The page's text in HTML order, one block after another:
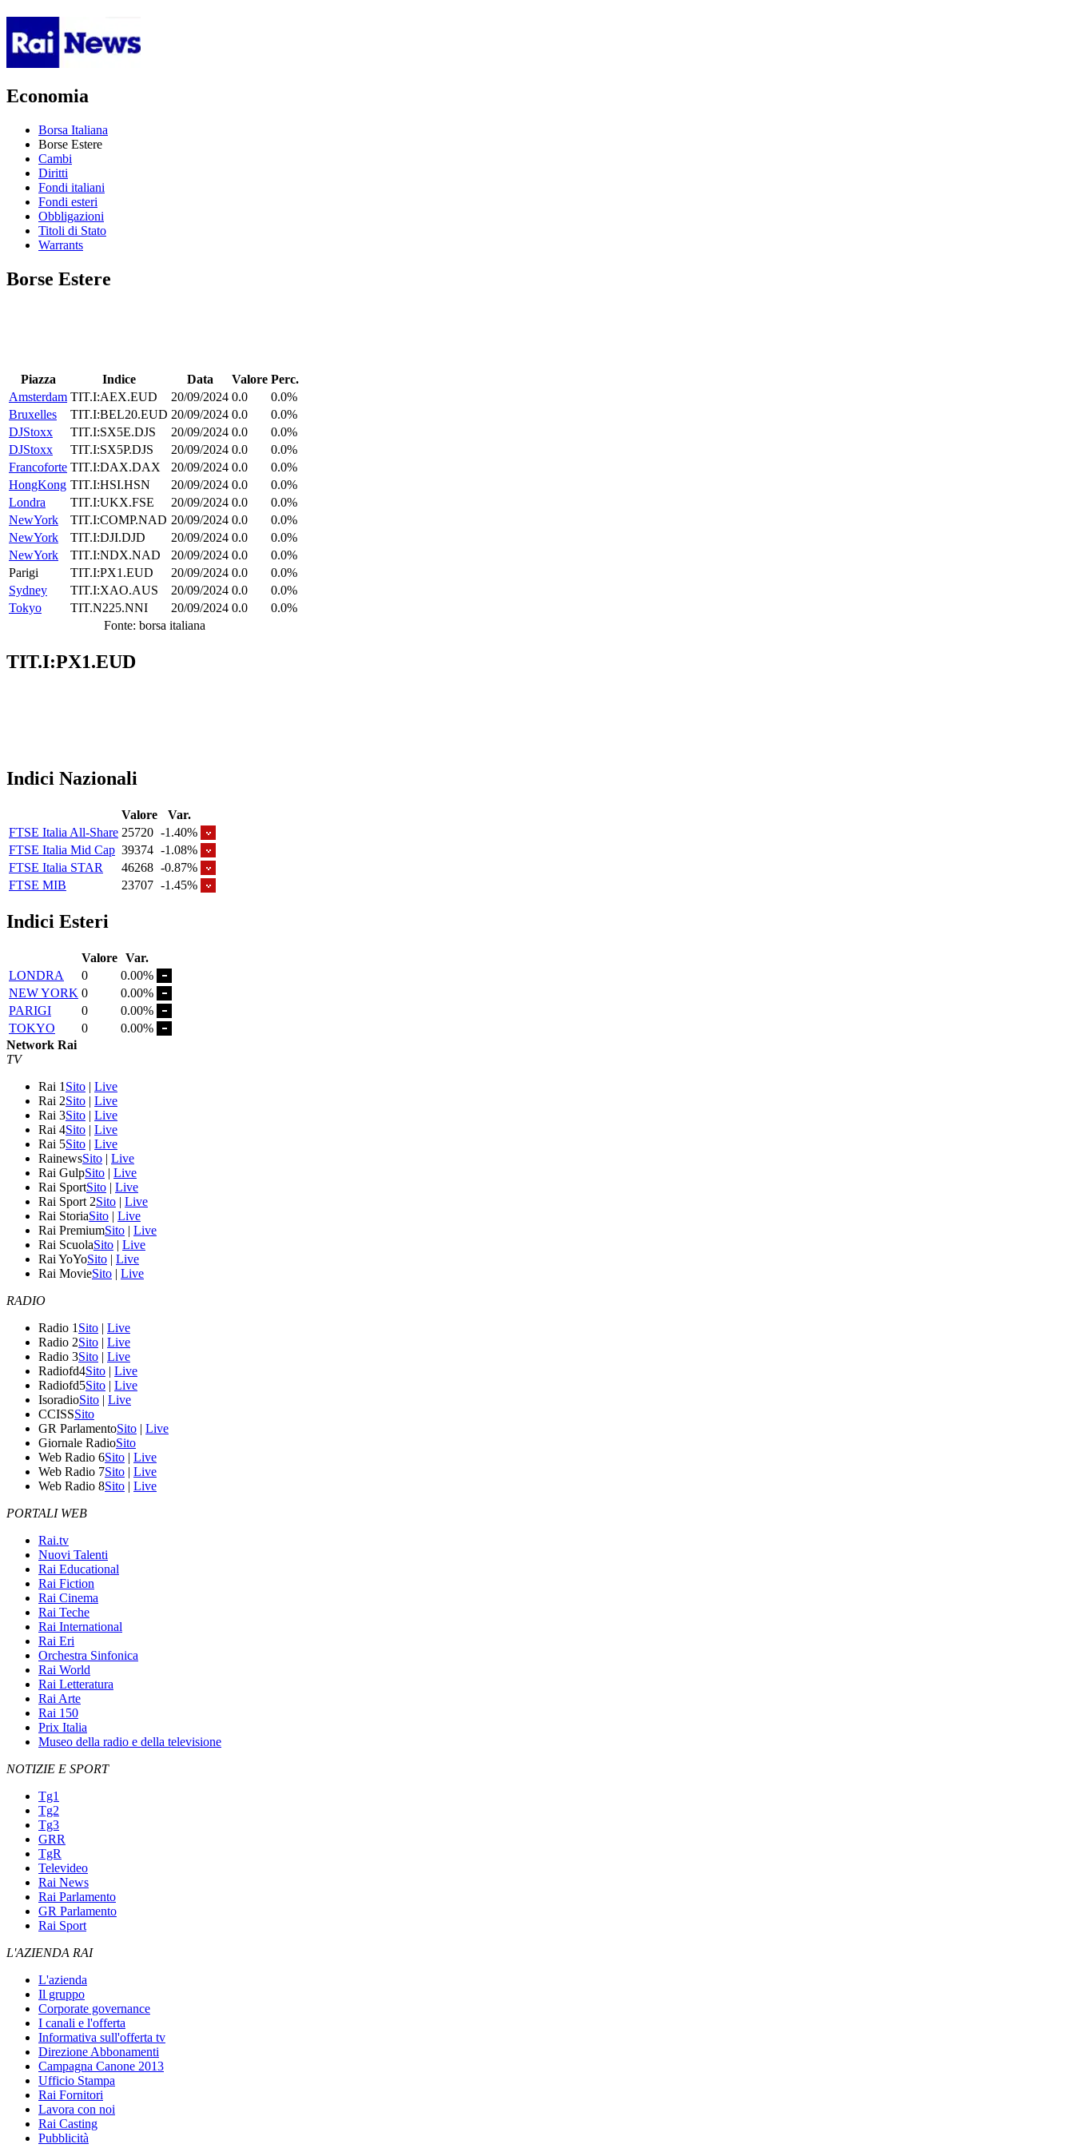
Economia
Borsa Italiana
Borse Estere
Cambi
Diritti
Fondi italiani
Fondi esteri
Obbligazioni
Titoli di Stato
Warrants
Borse Estere
Piazza Indice Data Valore Perc.
Amsterdam TIT.I:AEX.EUD 20/09/2024 0.0
0.0%
Bruxelles
TIT.I:BEL20.EUD 20/09/2024 0.0
0.0%
DJStoxx
TIT.I:SX5E.DJS 20/09/2024 0.0
0.0%
DJStoxx
TIT.I:SX5P.DJS 20/09/2024 0.0
0.0%
Francoforte TIT.I:DAX.DAX 20/09/2024 0.0
0.0%
HongKong TIT.I:HSI.HSN 20/09/2024 0.0
0.0%
Londra
TIT.I:UKX.FSE 20/09/2024 0.0
0.0%
NewYork
TIT.I:COMP.NAD 20/09/2024 0.0
0.0%
NewYork
TIT.I:DJI.DJD 20/09/2024 0.0
0.0%
NewYork
TIT.I:NDX.NAD 20/09/2024 0.0
0.0%
Parigi
TIT.I:PX1.EUD 20/09/2024 0.0
0.0%
Sydney
TIT.I:XAO.AUS 20/09/2024 0.0
0.0%
Tokyo
TIT.N225.NNI 20/09/2024 0.0
0.0%
Fonte: borsa italiana
TIT.I:PX1.EUD
Indici Nazionali
Valore
Var.
FTSE Italia All-Share 25720 -1.40%
FTSE Italia Mid Cap 39374 -1.08%
FTSE Italia STAR
46268 -0.87%
FTSE MIB
23707 -1.45%
Indici Esteri
Valore Var.
LONDRA
0
0.00%
NEW YORK 0
0.00%
PARIGI
0
0.00%
TOKYO
0
0.00%
Network Rai
TV
Rai 1 Sito | Live
Rai 2Sito | Live
Rai 3Sito | Live
Rai 4Sito | Live
Rai 5Sito | Live
RainewsSito | Live
Rai GulpSito | Live
Rai SportSito | Live
Rai Sport 2Sito | Live
Rai StoriaSito | Live
Rai PremiumSito | Live
Rai ScuolaSito | Live
Rai YoYoSito | Live
Rai MovieSito | Live
RADIO
Radio 1 Sito | Live
Radio 2Sito | Live
Radio 3Sito | Live
Radiofd4Sito | Live
Radiofd5Sito | Live
IsoradioSito | Live
CCISSSito
GR ParlamentoSito | Live
Giornale RadioSito
Web Radio 6Sito | Live
Web Radio 7Sito | Live
Web Radio 8Sito | Live
PORTALI WEB
Rai.tv
Nuovi Talenti
Rai Educational
Rai Fiction
Rai Cinema
Rai Teche
Rai International
Rai Eri
Orchestra Sinfonica
Rai World
Rai Letteratura
Rai Arte
Rai 150
Prix Italia
Museo della radio e della televisione
NOTIZIE E SPORT
Tg1
Tg2
Tg3
GRR
TgR
Televideo
Rai News
Rai Parlamento
GR Parlamento
Rai Sport
L'AZIENDA RAI
L'azienda
Il gruppo
Corporate governance
I canali e l'offerta
Informativa sull'offerta tv
Direzione Abbonamenti
Campagna Canone 2013
Ufficio Stampa
Rai Fornitori
Lavora con noi
Rai Casting
Pubblicità